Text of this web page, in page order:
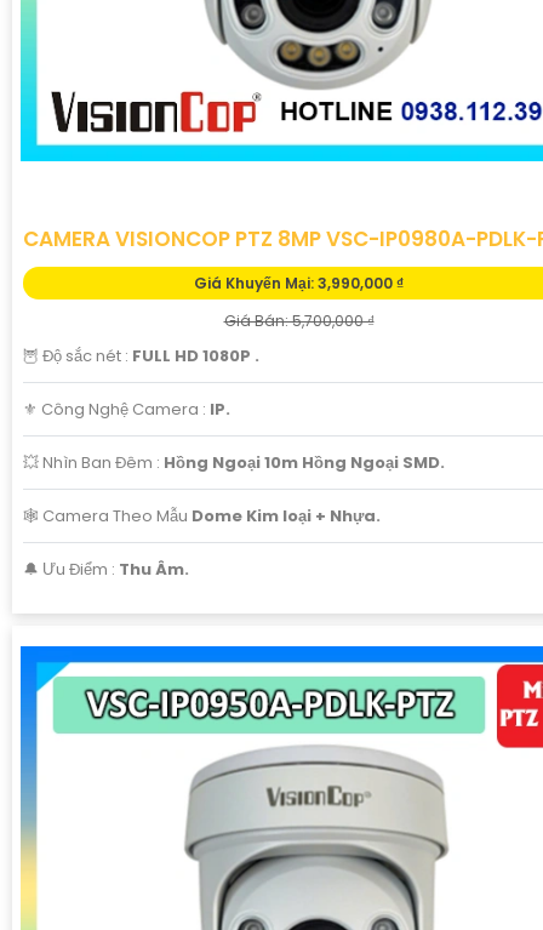
CAMERA VISIONCOP PTZ 8MP VSC-IP0980A-PDLK-
Giá Khuyến Mại: 3,990,000 ₫
Giá Bán: 5,700,000 ₫
🦉 Độ sắc nét : FULL HD 1080P .
⚜️ Công Nghệ Camera : IP.
💥 Nhìn Ban Đêm : Hồng Ngoại 10m Hồng Ngoại SMD.
🕸️ Camera Theo Mẫu Dome Kim loại + Nhựa.
️🔔 Ưu Điểm : Thu Âm.